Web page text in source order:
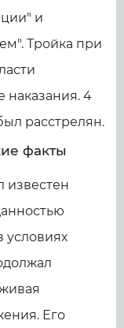
и
Тройка при
наказания. 4
расстрелян.
факты
Его